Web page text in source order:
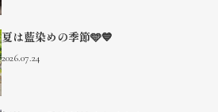
夏は藍染めの季節🩵💙
2026.07.24